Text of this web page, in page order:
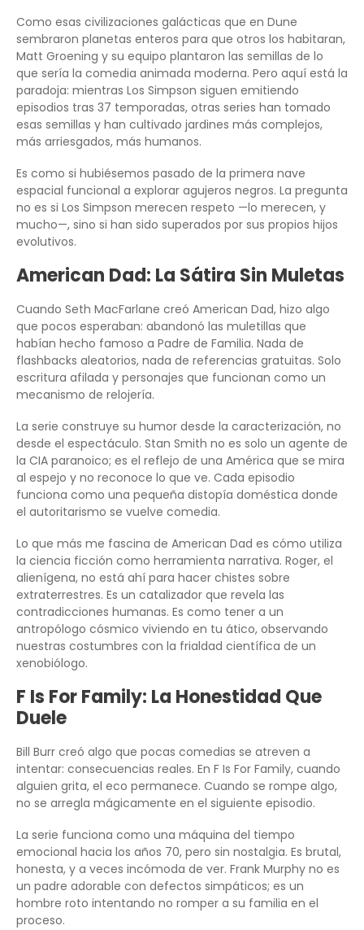
Como esas civilizaciones galácticas que en Dune
sembraron planetas enteros para que otros los habitaran,
Matt Groening y su equipo plantaron las semillas de lo
que sería la comedia animada moderna. Pero aquí está la
paradoja: mientras Los Simpson siguen emitiendo
episodios tras 37 temporadas, otras series han tomado
esas semillas y han cultivado jardines más complejos,
más arriesgados, más humanos.
Es como si hubiésemos pasado de la primera nave
espacial funcional a explorar agujeros negros. La pregunta
no es si Los Simpson merecen respeto —lo merecen, y
mucho—, sino si han sido superados por sus propios hijos
evolutivos.
American Dad: La Sátira Sin Muletas
Cuando Seth MacFarlane creó American Dad, hizo algo
que pocos esperaban: abandonó las muletillas que
habían hecho famoso a Padre de Familia. Nada de
flashbacks aleatorios, nada de referencias gratuitas. Solo
escritura afilada y personajes que funcionan como un
mecanismo de relojería.
La serie construye su humor desde la caracterización, no
desde el espectáculo. Stan Smith no es solo un agente de
la CIA paranoico; es el reflejo de una América que se mira
al espejo y no reconoce lo que ve. Cada episodio
funciona como una pequeña distopía doméstica donde
el autoritarismo se vuelve comedia.
Lo que más me fascina de American Dad es cómo utiliza
la ciencia ficción como herramienta narrativa. Roger, el
alienígena, no está ahí para hacer chistes sobre
extraterrestres. Es un catalizador que revela las
contradicciones humanas. Es como tener a un
antropólogo cósmico viviendo en tu ático, observando
nuestras costumbres con la frialdad científica de un
xenobiólogo.
F Is For Family: La Honestidad Que
Duele
Bill Burr creó algo que pocas comedias se atreven a
intentar: consecuencias reales. En F Is For Family, cuando
alguien grita, el eco permanece. Cuando se rompe algo,
no se arregla mágicamente en el siguiente episodio.
La serie funciona como una máquina del tiempo
emocional hacia los años 70, pero sin nostalgia. Es brutal,
honesta, y a veces incómoda de ver. Frank Murphy no es
un padre adorable con defectos simpáticos; es un
hombre roto intentando no romper a su familia en el
proceso.